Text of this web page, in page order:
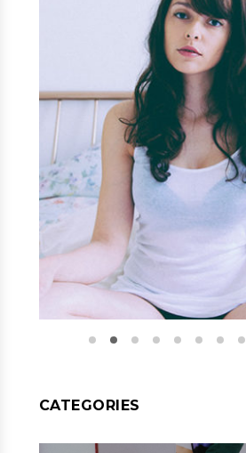
CATEGORIES